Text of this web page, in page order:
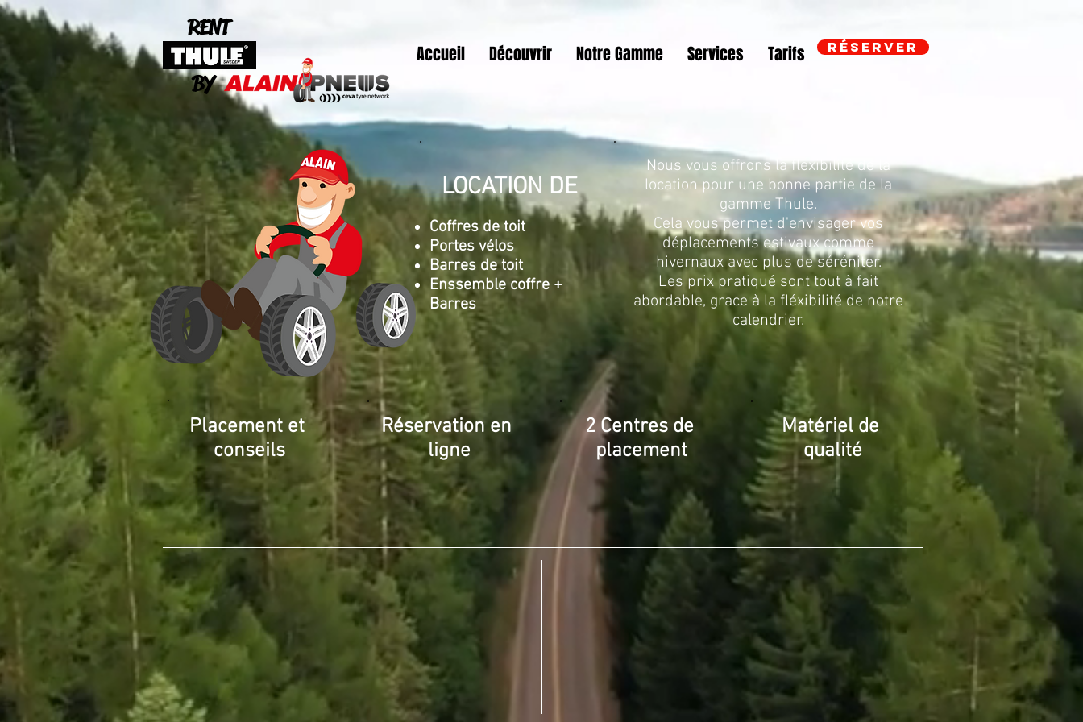
BY
RENT
Accueil Découvrir Notre Gamme Services Tarifs RÉSERVER
LOCATION DE
Coffres de toit
Portes vélos
Barres de toit
Enssemble coffre +
Barres
Nous vous offrons la flexibilité de la
location pour une bonne partie de la
gamme Thule.
Cela vous permet d'envisager vos
déplacements estivaux comme
hivernaux avec plus de séréniter.
Les prix pratiqué sont tout à fait
abordable, grace à la fléxibilité de notre
calendrier.
Placement et
conseils
Réservation en
ligne
2Centres de
placement
Matériel de
qualité